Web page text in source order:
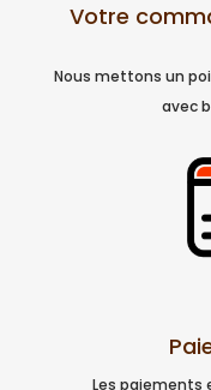
Votre
Nous mettons un
avec
Les paiements